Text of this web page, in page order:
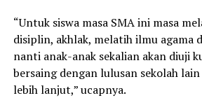
“Untuk siswa masa SMA ini masa
disiplin, akhlak, melatih ilmu agama
nanti anak-anak sekalian akan diuji
bersaing dengan lulusan sekolah
lebih lanjut,” ucapnya.